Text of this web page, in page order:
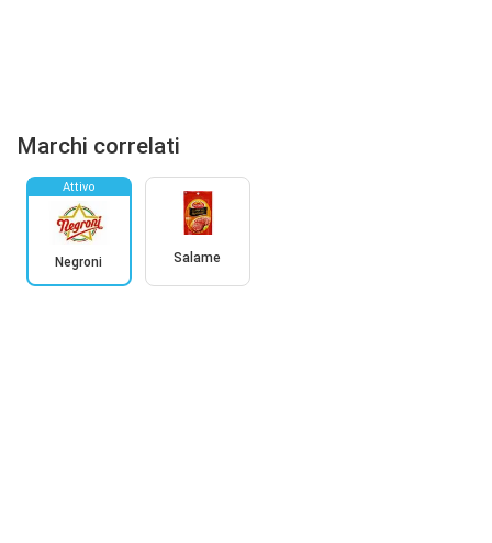
Marchi correlati
Attivo
Negroni Salame